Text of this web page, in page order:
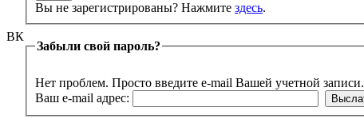
ВК
Вы не зарегистрированы? Нажмите здесь.
Забыли свой пароль?
Нет проблем. Просто введите e-mail Вашей учетной записи.
Ваш e-mail адрес: